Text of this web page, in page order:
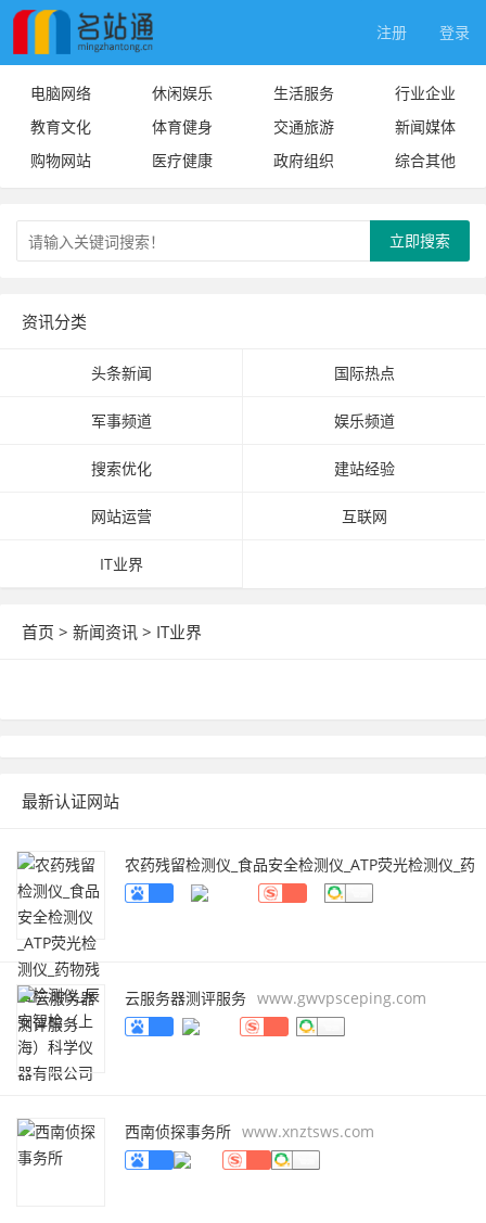
注册 登录
电脑网络 休闲娱乐 生活服务
行业企业
教育文化
体育健身 交通旅游
新闻媒体
购物网站
医疗健康 政府组织 综合其他
立即搜索
资讯分类
头条新闻 国际热点
军事频道 娱乐频道
搜索优化 建站经验
网站运营 互联网
IT业界
首页 > 新闻资讯 > IT业界
最新认证网站
农药残留检测仪_食品安全检测仪_ATP荧光检测仪_药
物残留检测仪_辰安智检（上海）科学仪器有限公
云服务器测评服务 www.gwvpsceping.com
西南侦探事务所 www.xnztsws.com